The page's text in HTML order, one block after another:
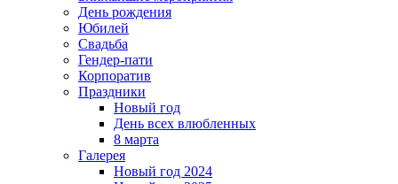
День рождения
Юбилей
Свадьба
Гендер-пати
Корпоратив
Праздники
Новый год
День всех влюбленных
8 марта
Галерея
Новый год 2024